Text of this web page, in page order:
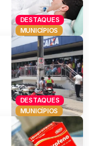
DESTAQUES
MUNICÍPIOS
DESTAQUES
MUNICÍPIOS